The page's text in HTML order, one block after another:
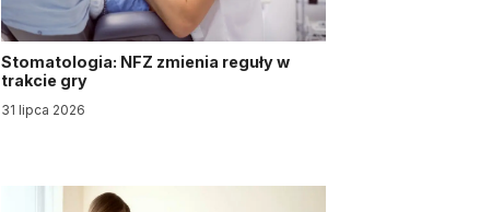
Stomatologia: NFZ zmienia reguły w
trakcie gry
31 lipca 2026